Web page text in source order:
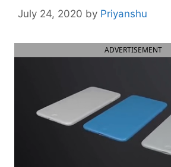
July 24, 2020 by Priyanshu
ADVERTISEMENT